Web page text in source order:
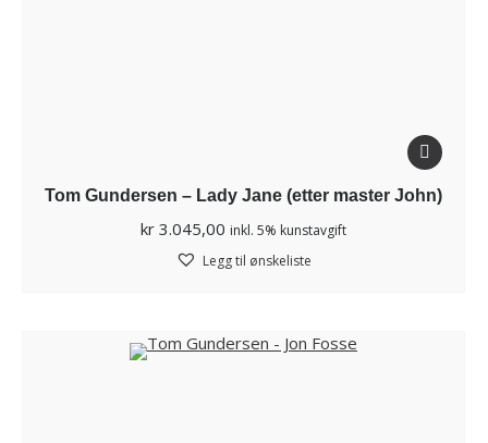
Tom Gundersen – Lady Jane (etter master John)
kr 3.045,00 inkl. 5% kunstavgift
Legg til ønskeliste